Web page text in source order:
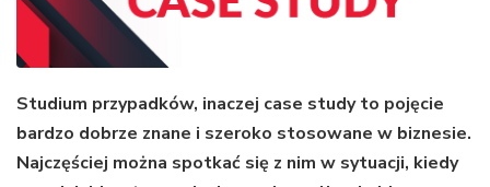
Studium przypadków, inaczej case study to pojęcie
bardzo dobrze znane i szeroko stosowane w biznesie.
Najczęściej można spotkać się z nim w sytuacji, kiedy